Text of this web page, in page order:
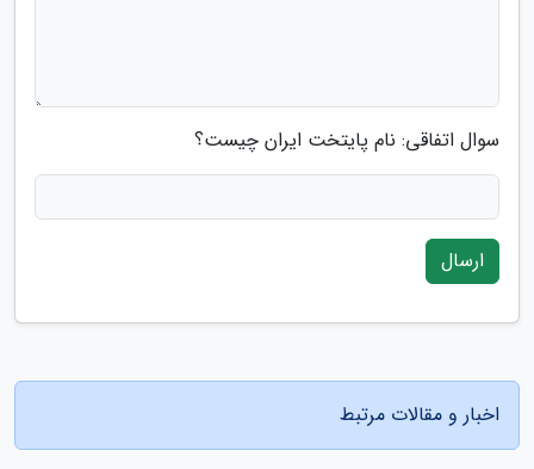
سوال اتفاقی: نام پایتخت ایران چیست؟
ارسال
اخبار و مقالات مرتبط